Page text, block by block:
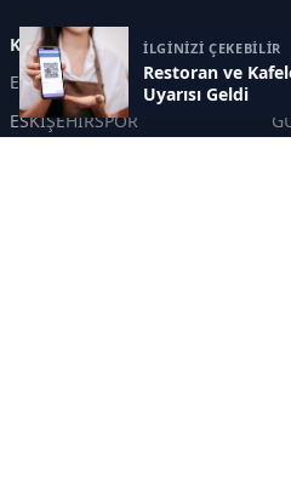
İLGİNİZİ ÇEKEBİLİR
Restoran ve
Uyarısı Geldi
Kategoriler
ESKİŞEHİR
ESKİŞEHİRSPOR